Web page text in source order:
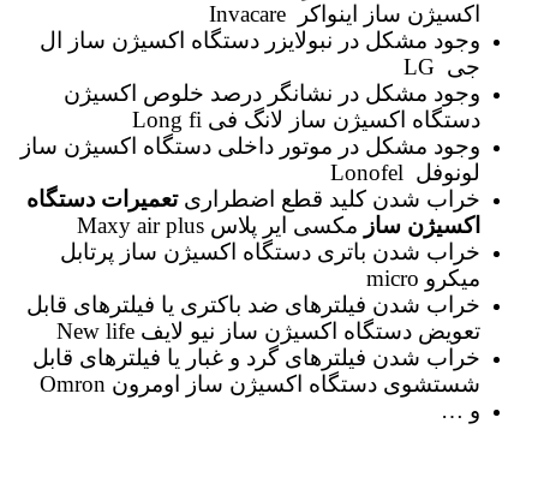
اکسیژن ساز اینواکر Invacare
وجود مشکل در نبولایزر دستگاه اکسیژن ساز ال
جی LG
وجود مشکل در نشانگر درصد خلوص اکسیژن
دستگاه اکسیژن ساز لانگ فی Long fi
وجود مشکل در موتور داخلی دستگاه اکسیژن ساز
لونوفل Lonofel
خراب شدن کلید قطع اضطراریتعمیرات دستگاه
اکسیژن ساز مکسی ایر پلاس Maxy air plus
خراب شدن باتری دستگاه اکسیژن ساز پرتابل
میکرو micro
خراب شدن فیلترهای ضد باکتری یا فیلترهای قابل
تعویض دستگاه اکسیژن ساز نیو لایف New life
خراب شدن فیلترهای گرد و غبار یا فیلترهای قابل
شستشوی دستگاه اکسیژن ساز اومرون Omron
و …